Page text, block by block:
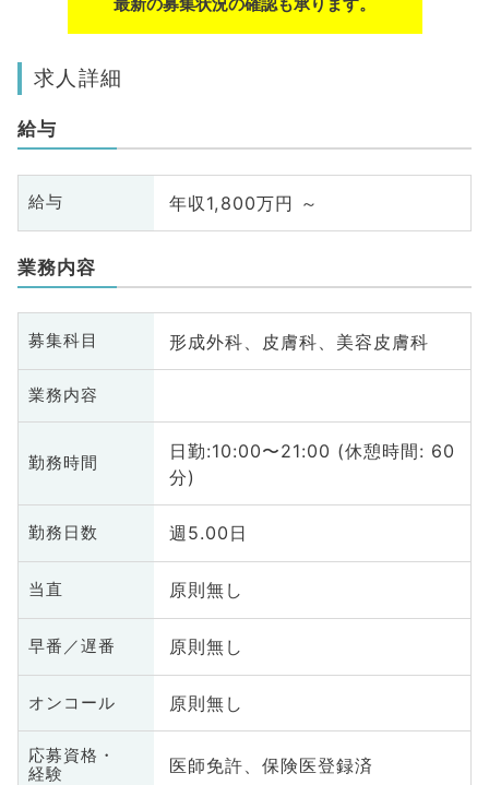
求人詳細
給与
給与 年収1,800万円 ～
業務内容
募集科目 形成外科、皮膚科、美容皮膚科
業務内容
勤務時間
日勤:10:00〜21:00 (休憩時間: 60
分)
勤務日数 週5.00日
当直 原則無し
早番／遅番 原則無し
オンコール 原則無し
応募資格・
経験
医師免許、保険医登録済